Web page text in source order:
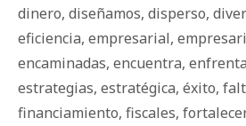
dinero, diseñamos, disperso,
eficiencia, empresarial,
encaminadas, encuentra,
estrategias, estratégica, éxito,
financiamiento, fiscales, fortalecer